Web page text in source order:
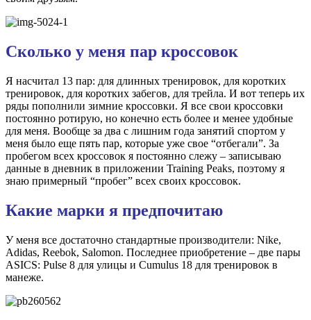
Сколько у меня пар кроссовок
Я насчитал 13 пар: для длинных тренировок, для коротких
тренировок, для коротких забегов, для трейла. И вот теперь их
ряды пополнили зимние кроссовки. Я все свои кроссовки
постоянно ротирую, но конечно есть более и менее удобные
для меня. Вообще за два с лишним года занятий спортом у
меня было еще пять пар, которые уже свое “отбегали”. За
пробегом всех кроссовок я постоянно слежу – записываю
данные в дневник в приложении Training Peaks, поэтому я
знаю примерный “пробег” всех своих кроссовок.
Какие марки я предпочитаю
У меня все достаточно стандартные производители: Nike,
Adidas, Reebok, Salomon. Последнее приобретение – две пары
ASICS: Pulse 8 для улицы и Cumulus 18 для тренировок в
манеже.